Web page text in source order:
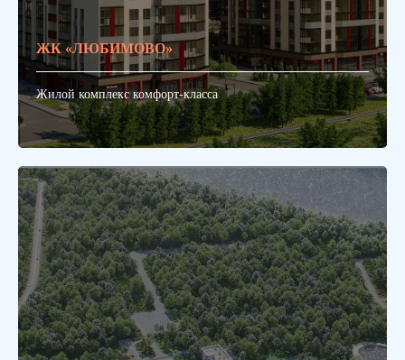
ЖК «ЛЮБИМОВО»
Жилой комплекс комфорт-класса